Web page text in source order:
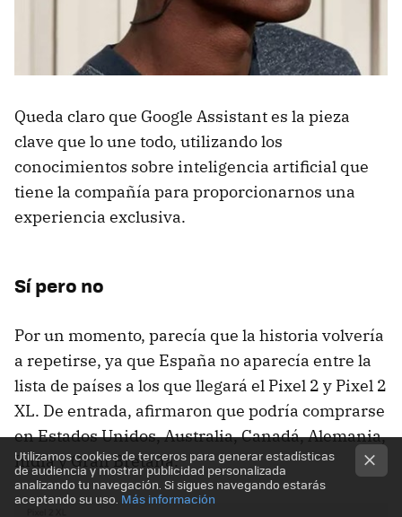
Queda claro que Google Assistant es la pieza
clave que lo une todo, utilizando los
conocimientos sobre inteligencia artificial que
tiene la compañía para proporcionarnos una
experiencia exclusiva.
Sí pero no
Por un momento, parecía que la historia volvería
a repetirse, ya que España no aparecía entre la
lista de países a los que llegará el Pixel 2 y Pixel 2
XL. De entrada, afirmaron que podría comprarse
en Estados Unidos, Australia, Canadá, Alemania,
India y Gran Bretaña.
Utilizamos cookies de terceros para generar estadísticas
de audiencia y mostrar publicidad personalizada
analizando tu navegación. Si sigues navegando estarás
aceptando su uso. Más información